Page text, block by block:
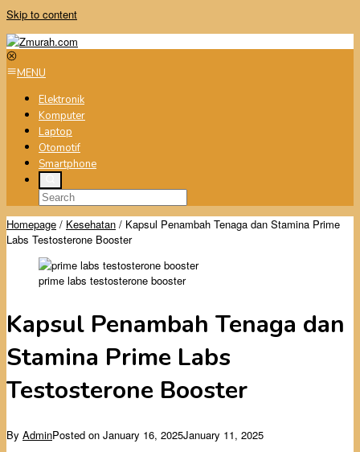
Skip to content
MENU
Elektronik
Komputer
Laptop
Otomotif
Smartphone
Homepage / Kesehatan / Kapsul Penambah Tenaga dan Stamina Prime
Labs Testosterone Booster
prime labs testosterone booster
Kapsul Penambah Tenaga dan
Stamina Prime Labs
Testosterone Booster
By AdminPosted on January 16, 2025January 11, 2025